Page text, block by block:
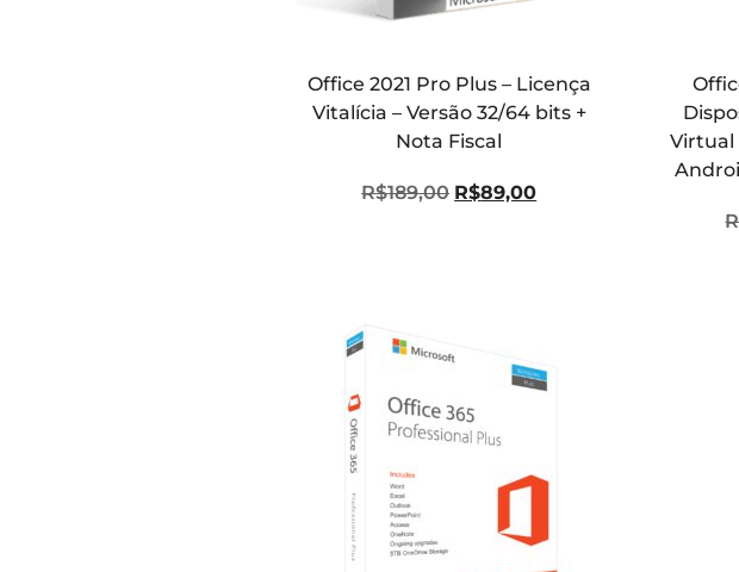
Office 2021 Pro Plus – Licença
Vitalícia – Versão 32/64 bits +
Nota Fiscal
R$189,00 R$89,00
Virtual